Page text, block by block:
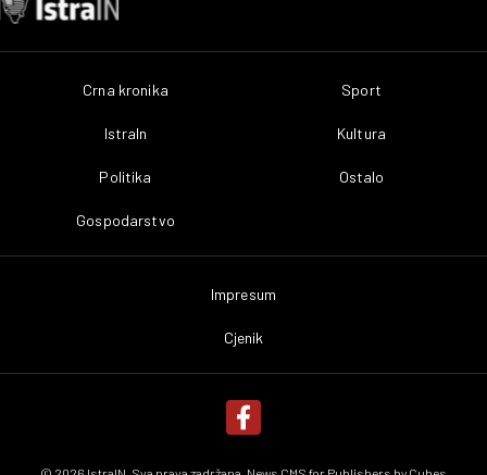
Crna kronika
IstraIn
Politika
Gospodarstvo
Sport
Kultura
Ostalo
Impresum
Cjenik